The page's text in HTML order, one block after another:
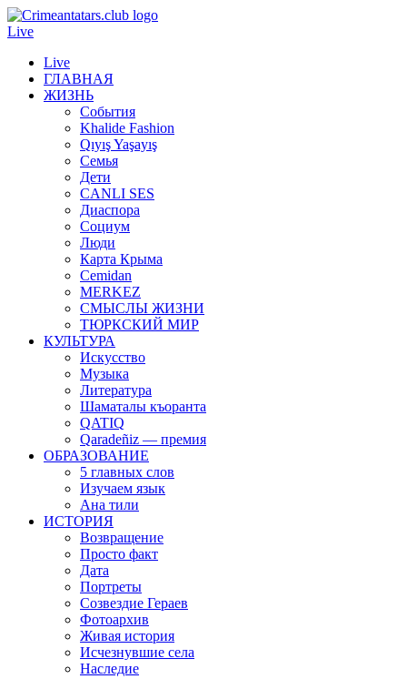
Live
Live
ГЛАВНАЯ
ЖИЗНЬ
События
Khalide Fashion
Qıyış Yaşayış
Семья
Дети
CANLI SES
Диаспора
Социум
Люди
Карта Крыма
Cemidan
МERKEZ
СМЫСЛЫ ЖИЗНИ
ТЮРКСКИЙ МИР
КУЛЬТУРА
Искусство
Музыка
Литература
Шаматалы къоранта
QATIQ
Qaradeñiz — премия
ОБРАЗОВАНИЕ
5 главных слов
Изучаем язык
Ана тили
ИСТОРИЯ
Возвращение
Просто факт
Дата
Портреты
Созвездие Гераев
Фотоархив
Живая история
Исчезнувшие села
Наследие